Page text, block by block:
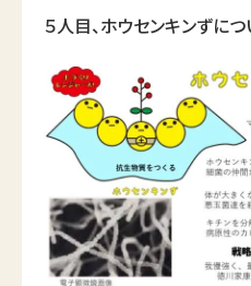
５人目、ホウセンキンずに